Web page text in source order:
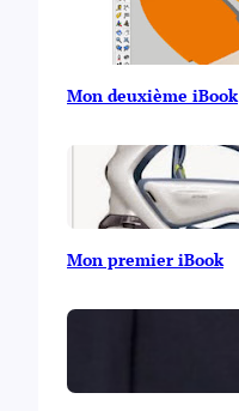
Mon deuxième iBook
Mon premier iBook